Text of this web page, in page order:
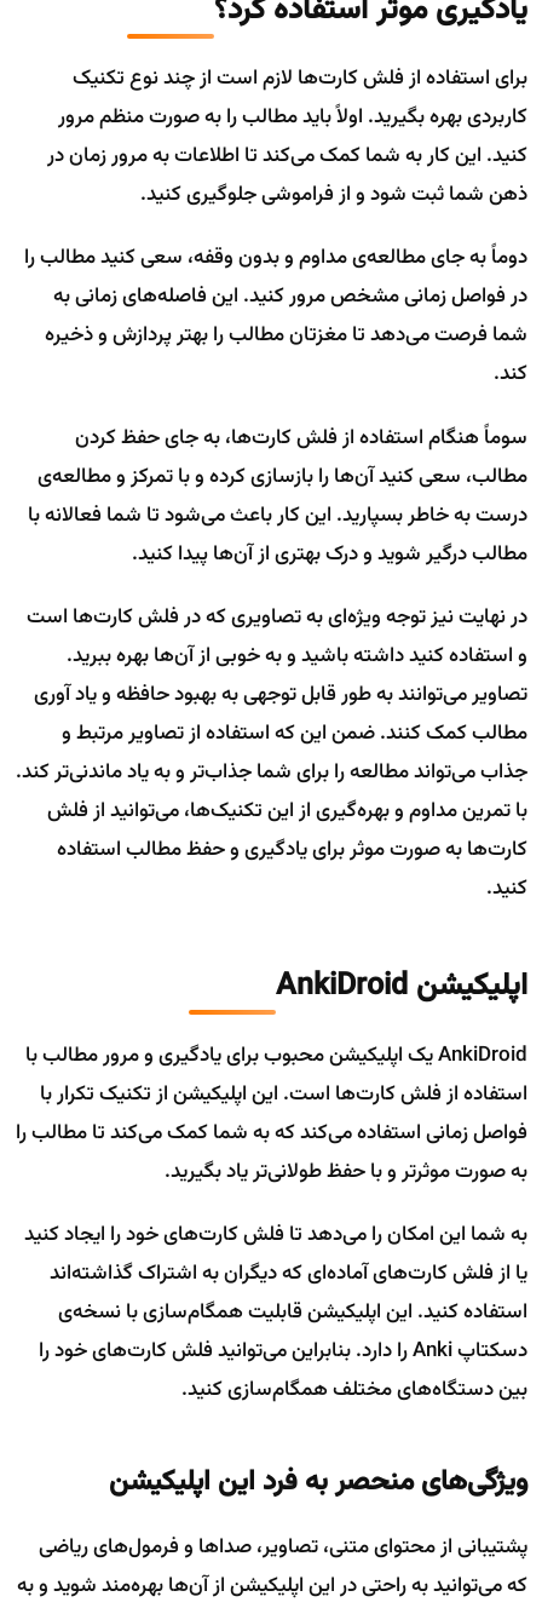
یادگیری موثر استفاده کرد؟
برای استفاده از فلش کارت‌ها لازم است از چند نوع تکنیک
کاربردی بهره بگیرید. اولاً باید مطالب را به صورت منظم مرور
کنید. این کار به شما کمک می‌کند تا اطلاعات به مرور زمان در
ذهن شما ثبت شود و از فراموشی جلوگیری کنید.
دوماً به جای مطالعه‌ی مداوم و بدون وقفه، سعی کنید مطالب را
در فواصل زمانی مشخص مرور کنید. این فاصله‌های زمانی به
شما فرصت می‌دهد تا مغزتان مطالب را بهتر پردازش و ذخیره
کند.
سوماً هنگام استفاده از فلش کارت‌ها، به جای حفظ کردن
مطالب، سعی کنید آن‌ها را بازسازی کرده و با تمرکز و مطالعه‌ی
درست به خاطر بسپارید. این کار باعث می‌شود تا شما فعالانه با
مطالب درگیر شوید و درک بهتری از آن‌ها پیدا کنید.
در نهایت نیز توجه ویژه‌ای به تصاویری که در فلش کارت‌ها است
و استفاده کنید داشته باشید و به خوبی از آن‌ها بهره ببرید.
تصاویر می‌توانند به طور قابل توجهی به بهبود حافظه و یاد آوری
مطالب کمک کنند. ضمن این که استفاده از تصاویر مرتبط و
جذاب می‌تواند مطالعه را برای شما جذاب‌تر و به یاد ماندنی‌تر کند.
با تمرین مداوم و بهره‌گیری از این تکنیک‌ها، می‌توانید از فلش
کارت‌ها به صورت موثر برای یادگیری و حفظ مطالب استفاده
کنید.
اپلیکیشن AnkiDroid
AnkiDroid یک اپلیکیشن محبوب برای یادگیری و مرور مطالب با
استفاده از فلش کارت‌ها است. این اپلیکیشن از تکنیک تکرار با
فواصل زمانی استفاده می‌کند که به شما کمک می‌کند تا مطالب را
به صورت موثرتر و با حفظ طولانی‌تر یاد بگیرید.
به شما این امکان را می‌دهد تا فلش کارت‌های خود را ایجاد کنید
یا از فلش کارت‌های آماده‌ای که دیگران به اشتراک گذاشته‌اند
استفاده کنید. این اپلیکیشن قابلیت همگام‌سازی با نسخه‌ی
دسکتاپ Anki را دارد. بنابراین می‌توانید فلش کارت‌های خود را
بین دستگاه‌های مختلف همگام‌سازی کنید.
ویژگی‌های منحصر به فرد این اپلیکیشن
پشتیبانی از محتوای متنی، تصاویر، صداها و فرمول‌های ریاضی
که می‌توانید به راحتی در این اپلیکیشن از آن‌ها بهره‌مند شوید و به